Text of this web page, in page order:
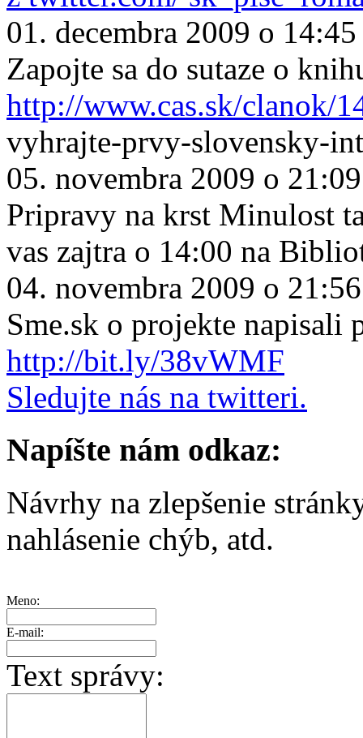
01. decembra 2009 o 14:45
Zapojte sa do sutaze o
http://www.cas.sk/clanok/
vyhrajte-prvy-slovensky-
05. novembra 2009 o 21:09
Pripravy na krst Minulost
vas zajtra o 14:00 na
04. novembra 2009 o 21:56
Sme.sk o projekte napisali
http://bit.ly/38vWMF
Sledujte nás na twitteri.
Napíšte nám odkaz:
Návrhy na zlepšenie
nahlásenie chýb, atd.
Meno:
E-mail:
Text správy: